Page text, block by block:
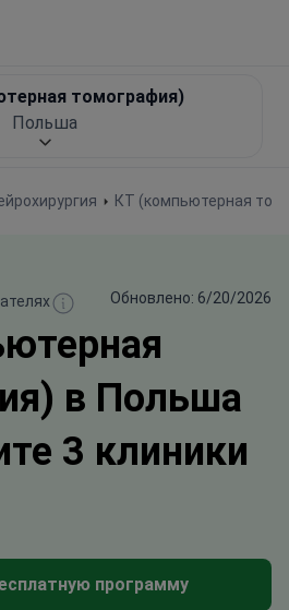
КТ (компьютерная
томография)
Польша
Обновлено: 6/20/2026
в Польша
3 клиники
программу